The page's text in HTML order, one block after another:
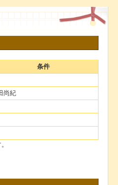
条件
尚紀